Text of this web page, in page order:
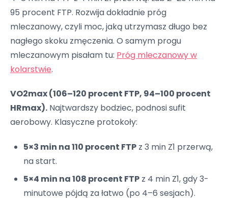
95 procent FTP. Rozwija dokładnie próg
mleczanowy, czyli moc, jaką utrzymasz długo bez
nagłego skoku zmęczenia. O samym progu
mleczanowym pisałam tu: Próg mleczanowy w
kolarstwie.
VO2max (106–120 procent FTP, 94–100 procent
HRmax). Najtwardszy bodziec, podnosi sufit
aerobowy. Klasyczne protokoły:
5×3 min na 110 procent FTPz 3 min Z1 przerwą,
na start.
5×4 min na 108 procent FTPz 4 min Z1, gdy 3-
minutowe pójdą za łatwo (po 4–6 sesjach).